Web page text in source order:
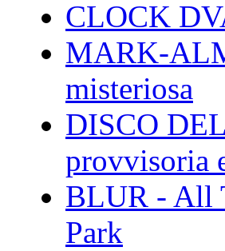
CLOCK
MARK-
misteriosa
DISCO
provvisoria
BLUR - All
Park